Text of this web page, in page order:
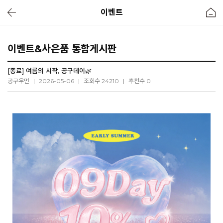
이벤트
이벤트&사은품 통합게시판
[종료] 여름의 시작, 공구데이🌿
공구우먼 | 2026-05-06 | 조회수 24210 | 추천수 0